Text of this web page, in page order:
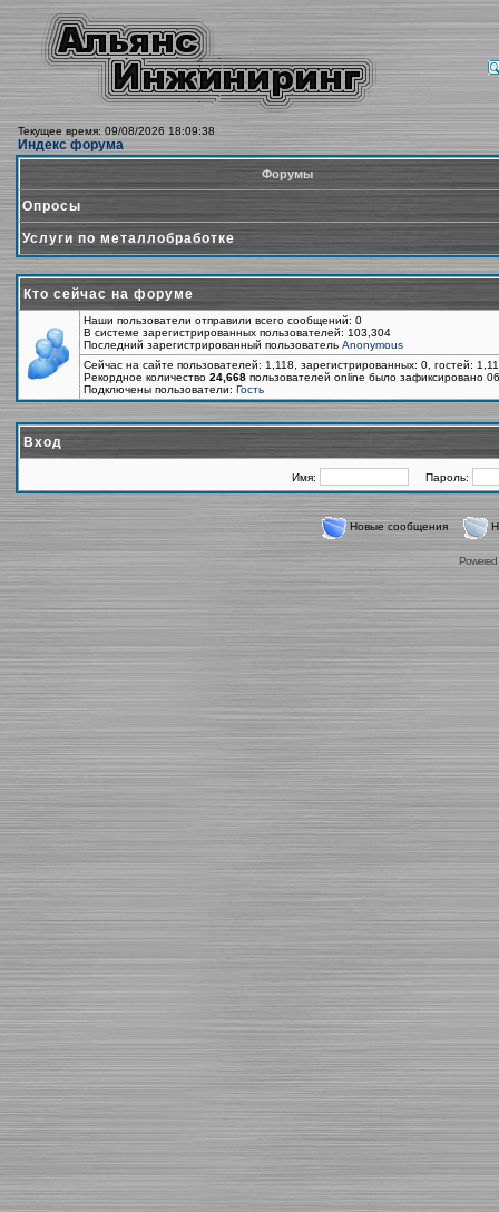
Текущее время: 09/08/2026 18:09:38
Индекс форума
Форумы
Опросы
Услуги по металлобработке
Кто сейчас на форуме
Наши пользователи отправили всего сообщений: 0
В системе зарегистрированных пользователей: 103,304
Последний зарегистрированный пользователь Anonymous
Сейчас на сайте пользователей: 1,118, зарегистрированных: 0, гостей:
Рекордное количество 24,668 пользователей online было зафиксировано
Подключены пользователи: Гость
Вход
Имя: Пароль:
Новые сообщения